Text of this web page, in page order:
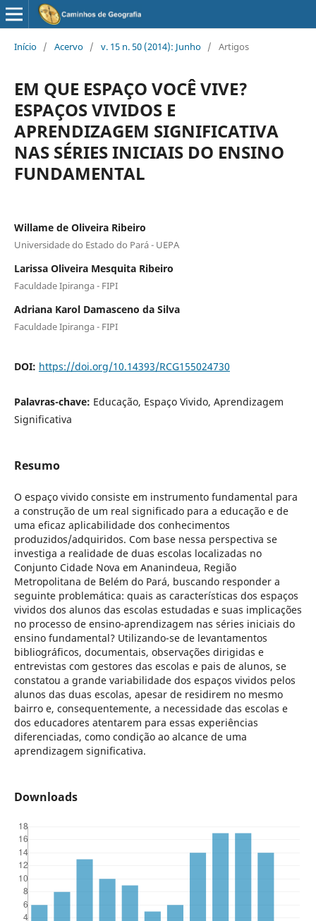
Início / Acervo / v. 15 n. 50 (2014): Junho / Artigos
EM QUE ESPAÇO VOCÊ VIVE?
ESPAÇOS VIVIDOS E
APRENDIZAGEM SIGNIFICATIVA
NAS SÉRIES INICIAIS DO ENSINO
FUNDAMENTAL
Willame de Oliveira Ribeiro
Universidade do Estado do Pará - UEPA
Larissa Oliveira Mesquita Ribeiro
Faculdade Ipiranga - FIPI
Adriana Karol Damasceno da Silva
Faculdade Ipiranga - FIPI
DOI: https://doi.org/10.14393/RCG155024730
Palavras-chave: Educação, Espaço Vivido, Aprendizagem
Significativa
Resumo
O espaço vivido consiste em instrumento fundamental para
a construção de um real significado para a educação e de
uma eficaz aplicabilidade dos conhecimentos
produzidos/adquiridos. Com base nessa perspectiva se
investiga a realidade de duas escolas localizadas no
Conjunto Cidade Nova em Ananindeua, Região
Metropolitana de Belém do Pará, buscando responder a
seguinte problemática: quais as características dos espaços
vividos dos alunos das escolas estudadas e suas implicações
no processo de ensino-aprendizagem nas séries iniciais do
ensino fundamental? Utilizando-se de levantamentos
bibliográficos, documentais, observações dirigidas e
entrevistas com gestores das escolas e pais de alunos, se
constatou a grande variabilidade dos espaços vividos pelos
alunos das duas escolas, apesar de residirem no mesmo
bairro e, consequentemente, a necessidade das escolas e
dos educadores atentarem para essas experiências
diferenciadas, como condição ao alcance de uma
aprendizagem significativa.
Downloads